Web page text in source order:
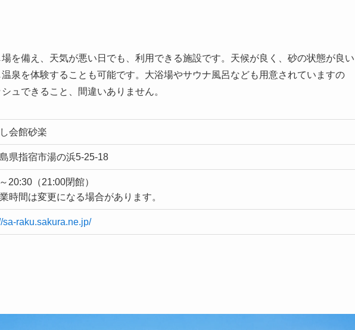
を備え、天気が悪い日でも、利用できる施設です。天候が良く、砂の状態が良い
泉を体験することも可能です。大浴場やサウナ風呂なども用意されていますの
ュできること、間違いありません。
会館砂楽
県指宿市湯の浜5-25-18
20:30（21:00閉館）
時間は変更になる場合があります。
sa-raku.sakura.ne.jp/